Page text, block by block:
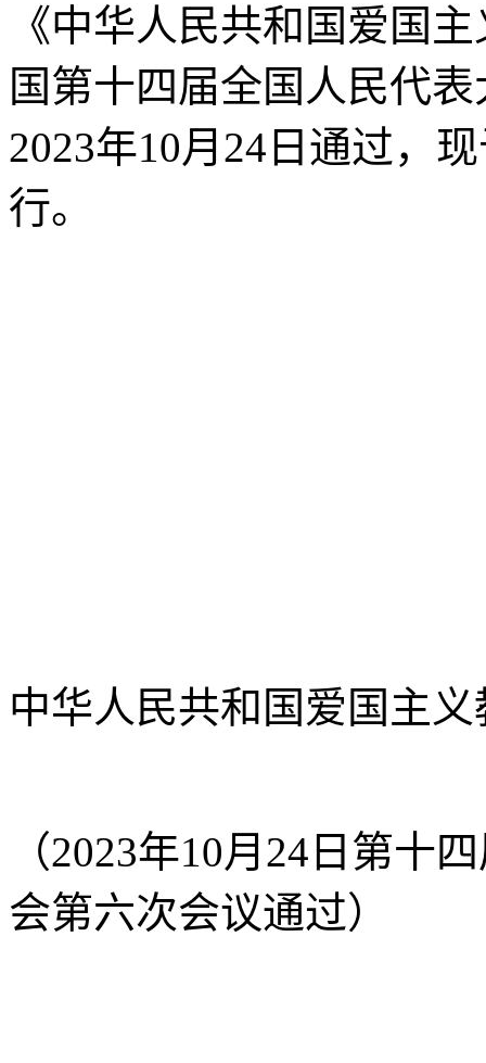
《中华人民共和国爱国
国第十四届全国人民代
2023年10月24日通过，
行。
中华人民共和国爱国主
（2023年10月24日第十
会第六次会议通过）